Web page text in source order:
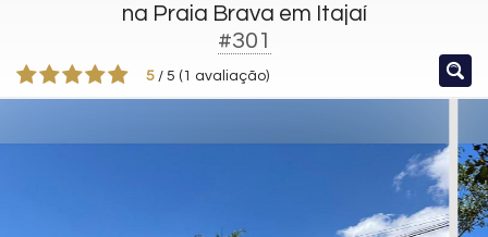
na Praia Brava em Itajaí
#301
5 / 5 ( 1 avaliação)